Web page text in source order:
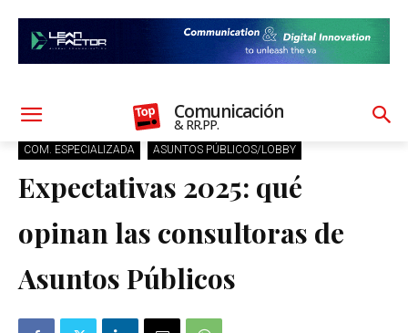
Comunicación
& RR.PP.
COM. ESPECIALIZADA ASUNTOS PÚBLICOS/LOBBY
Expectativas 2025: qué
opinan las consultoras de
Asuntos Públicos